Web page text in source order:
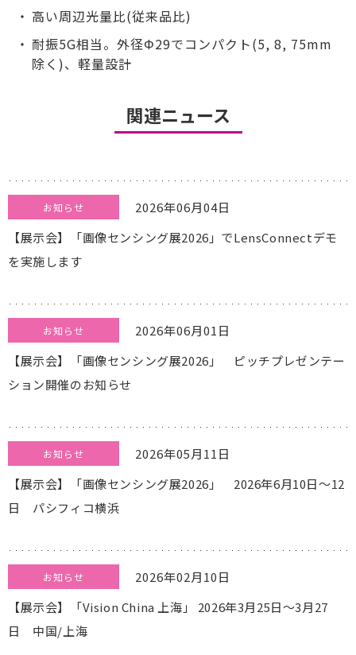
高い周辺光量比(従来品比)
耐振5G相当。外径Φ29でコンパクト(5, 8, 75mm
除く)、軽量設計
関連ニュース
2026年06月04日
お知らせ
【展示会】「画像センシング展2026」でLensConnectデモ
を実施します
2026年06月01日
お知らせ
【展示会】「画像センシング展2026」 ピッチプレゼンテー
ション開催のお知らせ
2026年05月11日
お知らせ
【展示会】「画像センシング展2026」 2026年6月10日～12
日 パシフィコ横浜
2026年02月10日
お知らせ
【展示会】「Vision China 上海」 2026年3月25日～3月27
日 中国/上海